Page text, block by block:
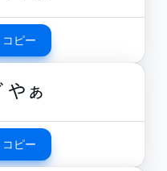
コピー
やぁ
コピー